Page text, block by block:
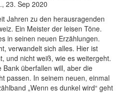
23. Sep 2020
Jahren zu den herausragenden
Ein Meister der leisen Töne.
in seinen neuen Erzählungen.
verwandelt sich alles. Hier ist
und nicht weiß, wie es weitergeht.
Bank überfallen will, aber die
passen. In seinem neuen, einmal
„Wenn es dunkel wird“ geht